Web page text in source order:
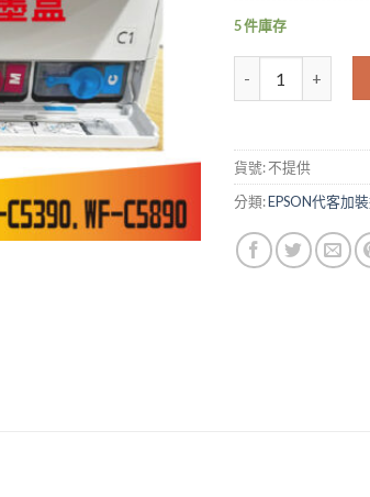
5 件庫存
WF-C5390 WF-
貨號:不提供
分類:EPSON代客加